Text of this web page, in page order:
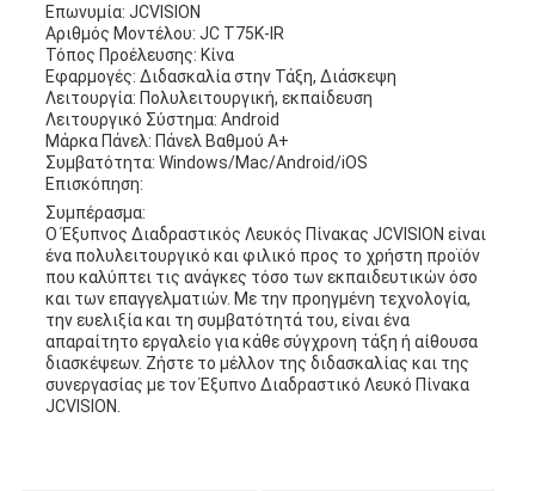
Επωνυμία: JCVISION
Αριθμός Μοντέλου: JC T75K-IR
Τόπος Προέλευσης: Κίνα
Εφαρμογές: Διδασκαλία στην Τάξη, Διάσκεψη
Λειτουργία: Πολυλειτουργική, εκπαίδευση
Λειτουργικό Σύστημα: Android
Μάρκα Πάνελ: Πάνελ Βαθμού A+
Συμβατότητα: Windows/Mac/Android/iOS
Επισκόπηση:
Συμπέρασμα:
Ο Έξυπνος Διαδραστικός Λευκός Πίνακας JCVISION είναι
ένα πολυλειτουργικό και φιλικό προς το χρήστη προϊόν
που καλύπτει τις ανάγκες τόσο των εκπαιδευτικών όσο
και των επαγγελματιών. Με την προηγμένη τεχνολογία,
την ευελιξία και τη συμβατότητά του, είναι ένα
απαραίτητο εργαλείο για κάθε σύγχρονη τάξη ή αίθουσα
διασκέψεων. Ζήστε το μέλλον της διδασκαλίας και της
συνεργασίας με τον Έξυπνο Διαδραστικό Λευκό Πίνακα
JCVISION.